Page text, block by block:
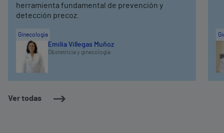
Ver todas
herramienta fundamental de prevención y
detección precoz.
Ginecología
Emilia Villegas Muñoz
Obstetricia y ginecología